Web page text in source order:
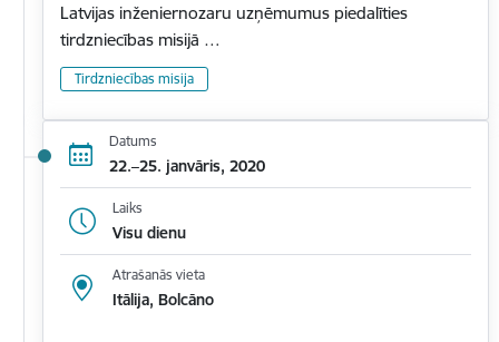
Latvijas inženiernozaru uzņēmumus piedalīties
tirdzniecības misijā …
Tirdzniecības misija
Datums
22.–25. janvāris, 2020
Laiks
Visu dienu
Atrašanās vieta
Itālija, Bolcāno